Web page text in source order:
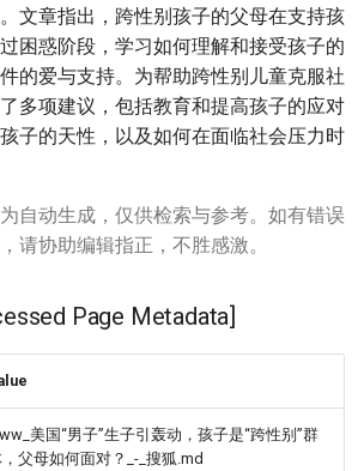
文章指出，跨性别孩子的父母在支持孩
困惑阶段，学习如何理解和接受孩子的
的爱与支持。为帮助跨性别儿童克服社
多项建议，包括教育和提高孩子的应对
子的天性，以及如何在面临社会压力时
自动生成，仅供检索与参考。如有错误
请协助编辑指正，不胜感激。
Page Metadata]
美国“男子”生子引轰动，孩子是“跨性别”群
父母如何面对？_-_搜狐.md